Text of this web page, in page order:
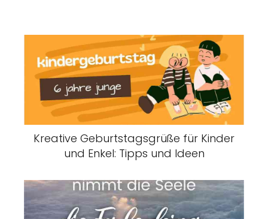
Kreative Geburtstagsgrüße für Kinder
und Enkel: Tipps und Ideen